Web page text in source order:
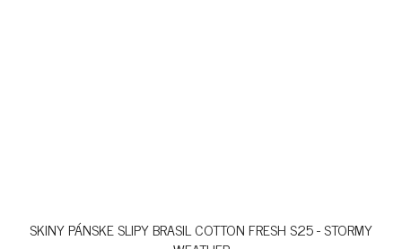
SKINY PÁNSKE SLIPY BRASIL COTTON FRESH S25 - STORMY